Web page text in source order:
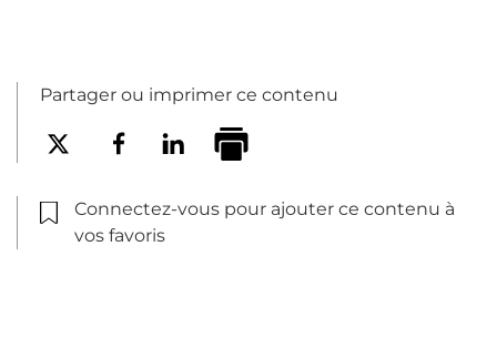
Partager ou imprimer ce contenu
Connectez-vous pour ajouter ce contenu à
vos favoris